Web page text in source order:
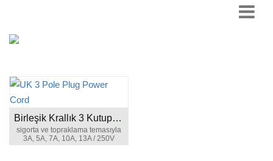
Birleşik Krallık 3 Kutup Fiş Güç Kablosu
sigorta ve topraklama temasıyla
3A, 5A, 7A, 10A, 13A / 250V